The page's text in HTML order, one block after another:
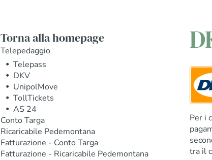
Torna alla homepage
Telepedaggio
Telepass
DKV
UnipolMove
TollTickets
AS 24
Conto Targa
Ricaricabile Pedemontana
Fatturazione - Conto Targa
Fatturazione - Ricaricabile Pedemontana
Per i
tra il